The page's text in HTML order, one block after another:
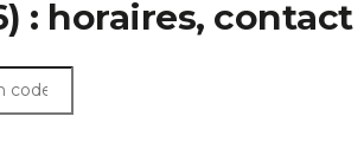
: horaires, contact